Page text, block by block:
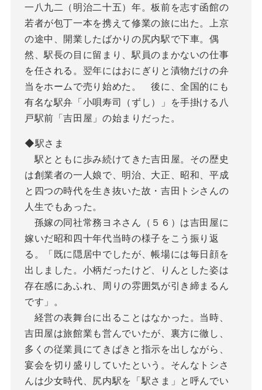
一八九二（明治二十五）年。板前を志す函館の
若者が包丁一本を携えて修業の旅に出た。上京
の途中、開業したばかりの尻内駅で下車。偶
然、駅長の目に留まり、駅員のまかないの仕事
を任される。翌年にはおにぎりと漬物だけの弁
当をホームで売り始めた。 後に、全国的にも
有名な駅弁「小唄寿司（ずし）」を手掛ける八
戸駅前「吉田屋」の始まりだった。
◆駅さま
駅とともに歩み続けてきた吉田屋。その歴史
は創業者の一人娘で、明治、大正、昭和、平成
と四つの時代を生き抜いた故・吉田トシさんの
人生でもあった。
孫嫁の同社常務ヨネさん（５６）は吉田屋に
嫁いだ昭和四十年代当時の様子をこう振り返
る。「既に隠居中でしたが、帳場には毎日顔を
出しました。小柄だったけど、りんとした姿は
存在感にあふれ、周りの雰囲気が引き締まるん
です」。
経営の表舞台に出ることはなかった。当時、
吉田屋は旅館業も営んでいたが、裏方に徹し、
多くの従業員にてきぱきと指示を出しながら、
宴会を切り盛りしていたという。そんなトシさ
んは少女時代、尻内駅を「駅さま」と呼んでい